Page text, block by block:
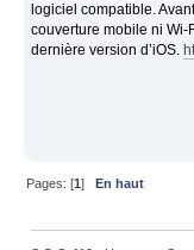
logiciel compatible.
couverture mobile ni Wi-
dernière version d’iOS.
Pages: [1]
En haut